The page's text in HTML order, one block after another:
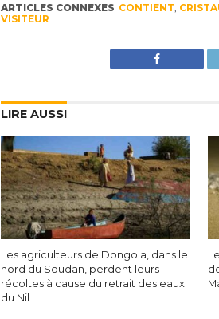
ARTICLES CONNEXES CONTIENT
VISITEUR
LIRE AUSSI
Les agriculteurs de Dongola, dans le
nord du Soudan, perdent leurs
récoltes à cause du retrait des eaux
du Nil